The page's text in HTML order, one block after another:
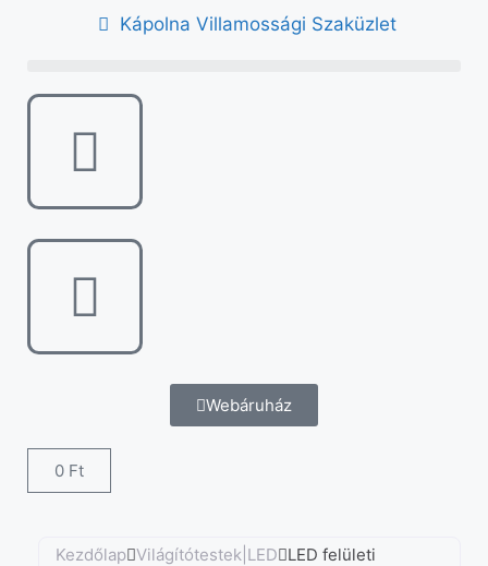
Kápolna Villamossági Szaküzlet
Webáruház
0 Ft
Kezdőlap Világítótestek|LED LED felületi